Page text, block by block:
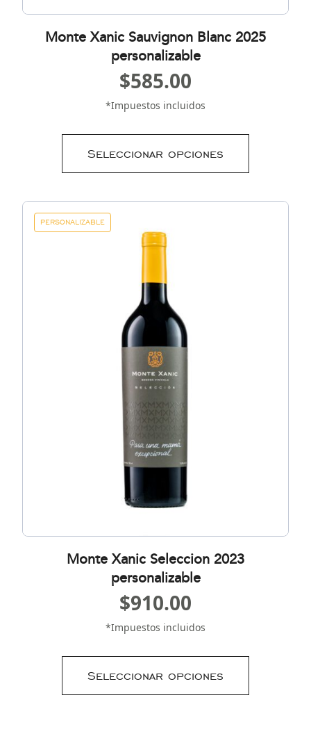
Monte Xanic Sauvignon Blanc 2025
personalizable
$585.00
*Impuestos incluidos
Seleccionar opciones
Monte Xanic Seleccion 2023
personalizable
$910.00
*Impuestos incluidos
Seleccionar opciones